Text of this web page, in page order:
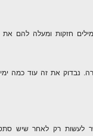
החלטתי ששאני משאיר רק 7-10 מילים חזקות
לעשות רק לאחר שיש